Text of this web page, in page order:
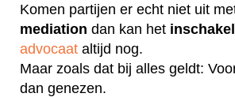
Komen partijen er echt niet uit
mediation dan kan het
advocaat altijd nog.
Maar zoals dat bij alles geldt:
dan genezen.